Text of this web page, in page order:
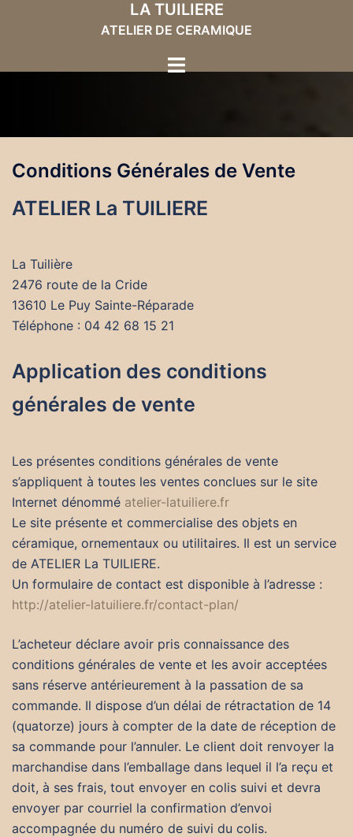
LA TUILIERE
ATELIER DE CERAMIQUE
Ouvrir/fermer
Conditions Générales de Vente
ATELIER La TUILIERE
La Tuilière
2476 route de la Cride
13610 Le Puy Sainte-Réparade
Téléphone : 04 42 68 15 21
Application des conditions
générales de vente
Les présentes conditions générales de vente
s’appliquent à toutes les ventes conclues sur le site
Internet dénommé atelier-latuiliere.fr
Le site présente et commercialise des objets en
céramique, ornementaux ou utilitaires. Il est un service
de ATELIER La TUILIERE.
Un formulaire de contact est disponible à l’adresse :
http://atelier-latuiliere.fr/contact-plan/
L’acheteur déclare avoir pris connaissance des
conditions générales de vente et les avoir acceptées
sans réserve antérieurement à la passation de sa
commande. Il dispose d’un délai de rétractation de 14
(quatorze) jours à compter de la date de réception de
sa commande pour l’annuler. Le client doit renvoyer la
marchandise dans l’emballage dans lequel il l’a reçu et
doit, à ses frais, tout envoyer en colis suivi et devra
envoyer par courriel la confirmation d’envoi
accompagnée du numéro de suivi du colis.